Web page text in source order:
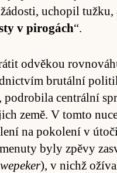
uchopil
v pi­rogách“.
od­věkou
brutální
cen­t­rální
ze­mě. V tomto
na poko­lení v
byly zpěvy
), v nichž